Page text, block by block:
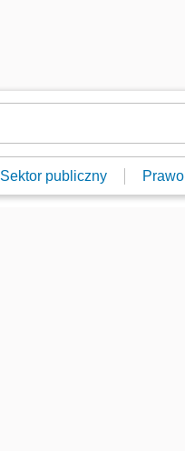
Sektor publiczny Prawo